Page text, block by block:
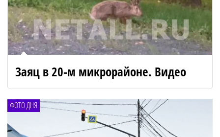
Заяц в 20-м микрорайоне. Видео
ФОТО ДНЯ